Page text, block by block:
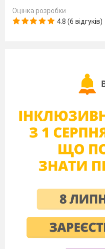
Оцінка розробки
4.8 (6 відгуків)